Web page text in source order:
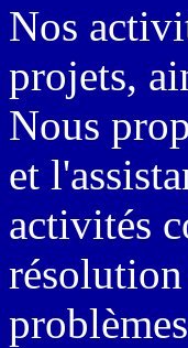
Nos
projets,
Nous
et
activités